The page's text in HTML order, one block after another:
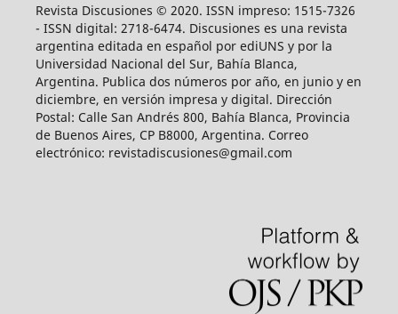
Revista Discusiones © 2020. ISSN impreso: 1515-7326
- ISSN digital: 2718-6474. Discusiones es una revista
argentina editada en español por ediUNS y por la
Universidad Nacional del Sur, Bahía Blanca,
Argentina. Publica dos números por año, en junio y en
diciembre, en versión impresa y digital. Dirección
Postal: Calle San Andrés 800, Bahía Blanca, Provincia
de Buenos Aires, CP B8000, Argentina. Correo
electrónico: revistadiscusiones@gmail.com